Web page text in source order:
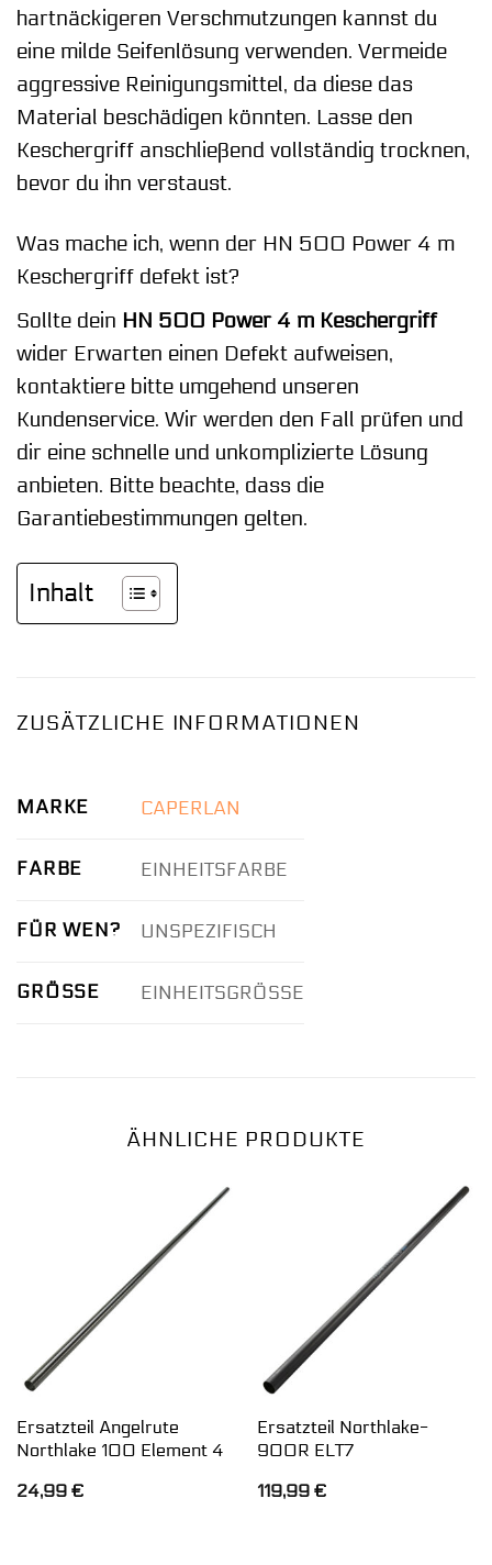
hartnäckigeren Verschmutzungen kannst du
eine milde Seifenlösung verwenden. Vermeide
aggressive Reinigungsmittel, da diese das
Material beschädigen könnten. Lasse den
Keschergriff anschließend vollständig trocknen,
bevor du ihn verstaust.
Was mache ich, wenn der HN 500 Power 4 m
Keschergriff defekt ist?
Sollte dein HN 500 Power 4 m Keschergriff
wider Erwarten einen Defekt aufweisen,
kontaktiere bitte umgehend unseren
Kundenservice. Wir werden den Fall prüfen und
dir eine schnelle und unkomplizierte Lösung
anbieten. Bitte beachte, dass die
Garantiebestimmungen gelten.
Inhalt
ZUSÄTZLICHE INFORMATIONEN
MARKE CAPERLAN
FARBE EINHEITSFARBE
FÜR WEN? UNSPEZIFISCH
GRÖSSE EINHEITSGRÖSSE
ÄHNLICHE PRODUKTE
Ersatzteil Angelrute
Northlake 100 Element 4
24,99 €
Ersatzteil Northlake-
900R ELT7
119,99 €